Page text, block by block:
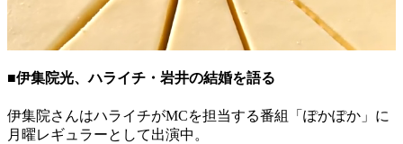
■伊集院光、ハライチ・岩井の結婚を語る
伊集院さんはハライチがMCを担当する番組「ぽかぽか」に
月曜レギュラーとして出演中。